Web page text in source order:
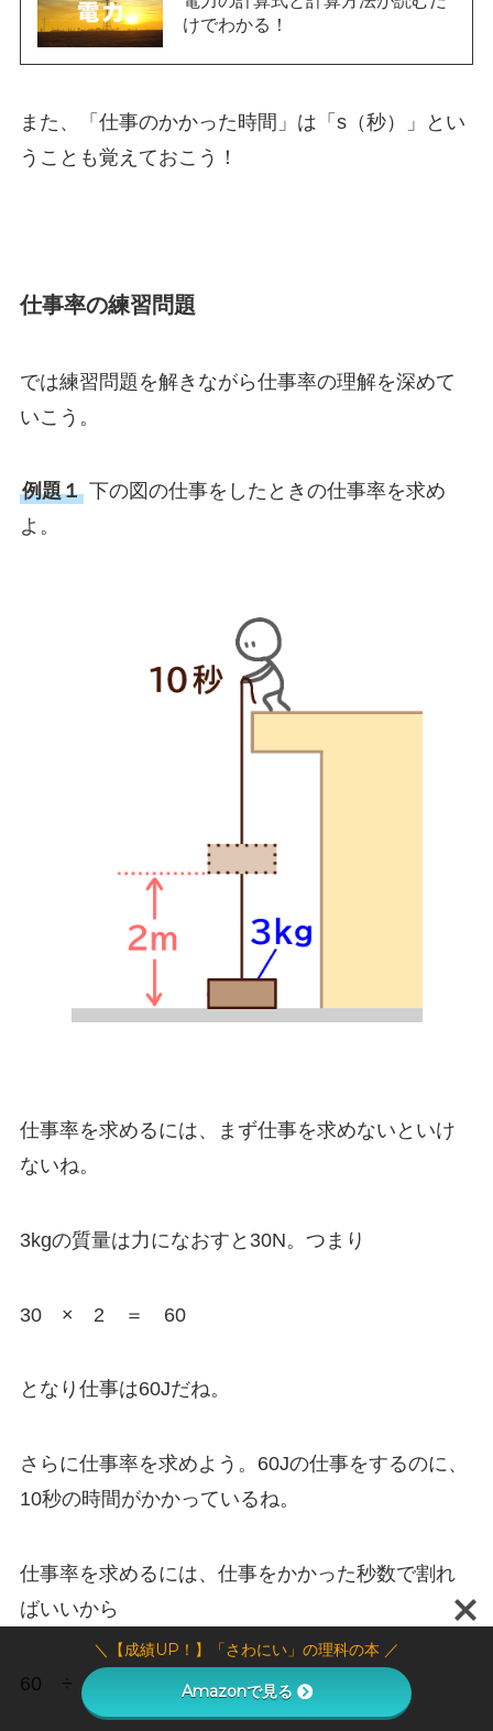
けでわかる！
また、「仕事のかかった時間」は「s（秒）」とい
うことも覚えておこう！
仕事率の練習問題
では練習問題を解きながら仕事率の理解を深めて
いこう。
例題１下の図の仕事をしたときの仕事率を求め
よ。
仕事率を求めるには、まず仕事を求めないといけ
ないね。
3kgの質量は力になおすと30N。つまり
30 × 2 ＝ 60
となり仕事は60Jだね。
さらに仕事率を求めよう。60Jの仕事をするのに、
10秒の時間がかかっているね。
仕事率を求めるには、仕事をかかった秒数で割れ
ばいいから
60 ÷ 10 ＝ 6
＼【成績UP！】「さわにい」の理科の本 ／
Amazonで見る